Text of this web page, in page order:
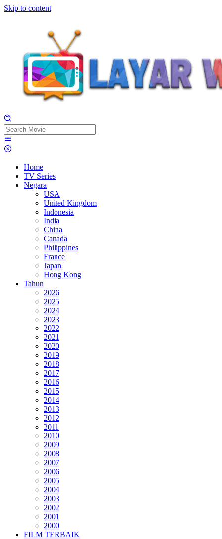
Skip to content
Home
TV Series
Negara
USA
United Kingdom
Indonesia
India
China
Canada
Philippines
France
Japan
Hong Kong
Tahun
2026
2025
2024
2023
2022
2021
2020
2019
2018
2017
2016
2015
2014
2013
2012
2011
2010
2009
2008
2007
2006
2005
2004
2003
2002
2001
2000
FILM TERBAIK